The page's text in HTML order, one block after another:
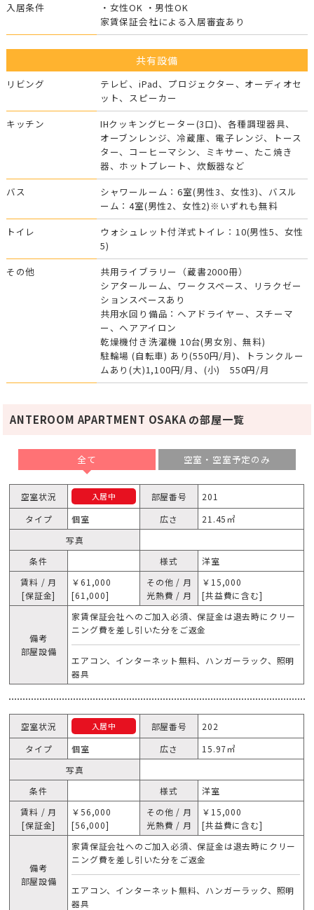
入居条件
・女性OK ・男性OK
家賃保証会社による入居審査あり
共有設備
リビング
テレビ、iPad、プロジェクター、オーディオセ
ット、スピーカー
キッチン
IHクッキングヒーター(3口)、各種調理器具、
オーブンレンジ、冷蔵庫、電子レンジ、トース
ター、コーヒーマシン、ミキサー、たこ焼き
器、ホットプレート、炊飯器など
バス
シャワールーム：6室(男性3、女性3)、バスル
ーム：4室(男性2、女性2)※いずれも無料
トイレ
ウォシュレット付洋式トイレ：10(男性5、女性
5)
その他
共用ライブラリー（蔵書2000冊）
シアタールーム、ワークスペース、リラクゼー
ションスペースあり
共用水回り備品：ヘアドライヤー、スチーマ
ー、ヘアアイロン
乾燥機付き洗濯機 10台(男女別、無料)
駐輪場 (自転車) あり(550円/月)、トランクルー
ムあり(大)1,100円/月、(小) 550円/月
ANTEROOM APARTMENT OSAKA の部屋一覧
全て 空室・空室予定のみ
空室状況 入居中 部屋番号
201
タイプ
個室 広さ
21.45㎡
写真
条件
様式
洋室
賃料 / 月
[保証金]
￥61,000
[61,000]
その他 / 月
光熱費 / 月
￥15,000
[共益費に含む]
備考
部屋設備
家賃保証会社へのご加入必須、保証金は退去時にクリー
ニング費を差し引いた分をご返金
エアコン、インターネット無料、ハンガーラック、照明
器具
空室状況 入居中 部屋番号
202
タイプ
個室 広さ
15.97㎡
写真
条件
様式
洋室
賃料 / 月
[保証金]
￥56,000
[56,000]
その他 / 月
光熱費 / 月
￥15,000
[共益費に含む]
備考
部屋設備
家賃保証会社へのご加入必須、保証金は退去時にクリー
ニング費を差し引いた分をご返金
エアコン、インターネット無料、ハンガーラック、照明
器具